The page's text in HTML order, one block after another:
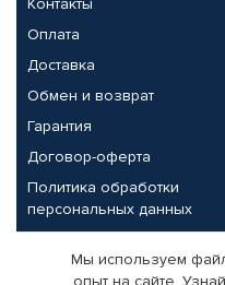
Оплата
Доставка
Обмен и возврат
Гарантия
Договор-оферта
Политика обработки
персональных данных
Партнерам
Мы используем
опыт на сайте.